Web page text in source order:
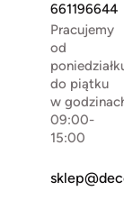
661196644
Pracujemy
od
do piątku
w
09:00-
15:00